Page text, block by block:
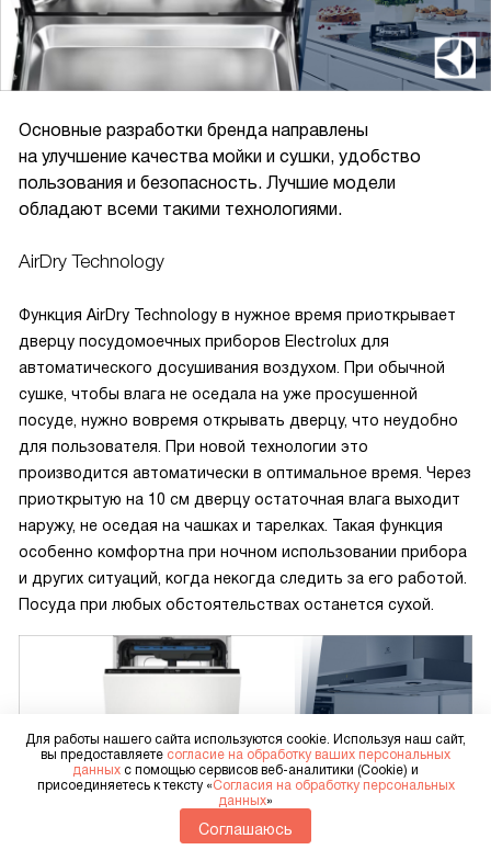
Основные разработки бренда направлены
на улучшение качества мойки и сушки, удобство
пользования и безопасность. Лучшие модели
обладают всеми такими технологиями.
AirDry Technology
Функция AirDry Technology в нужное время приоткрывает
дверцу посудомоечных приборов Electrolux для
автоматического досушивания воздухом. При обычной
сушке, чтобы влага не оседала на уже просушенной
посуде, нужно вовремя открывать дверцу, что неудобно
для пользователя. При новой технологии это
производится автоматически в оптимальное время. Через
приоткрытую на 10 см дверцу остаточная влага выходит
наружу, не оседая на чашках и тарелках. Такая функция
особенно комфортна при ночном использовании прибора
и других ситуаций, когда некогда следить за его работой.
Посуда при любых обстоятельствах останется сухой.
Для работы нашего сайта используются cookie. Используя наш сайт,
вы предоставляете согласие на обработку ваших персональных
данных с помощью сервисов веб-аналитики (Cookie) и
присоединяетесь к тексту «Согласия на обработку персональных
данных»
Соглашаюсь